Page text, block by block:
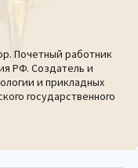
Почетный работник
РФ. Создатель и
и прикладных
государственного